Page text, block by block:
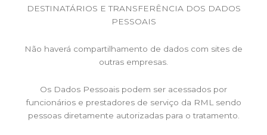
DESTINATÁRIOS E TRANSFERÊNCIA DOS DADOS
PESSOAIS
Não haverá compartilhamento de dados com sites de
outras empresas.
Os Dados Pessoais podem ser acessados por
funcionários e prestadores de serviço da RML sendo
pessoas diretamente autorizadas para o tratamento.